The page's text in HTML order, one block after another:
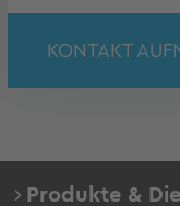
KONTAKT
Produkte &